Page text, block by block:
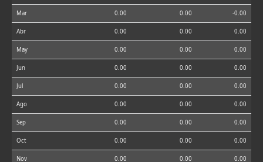
Mar 0.00 0.00 -0.00
Abr 0.00 0.00 0.00
May 0.00 0.00 0.00
Jun 0.00 0.00 0.00
Jul 0.00 0.00 0.00
Ago 0.00 0.00 0.00
Sep 0.00 0.00 0.00
Oct 0.00 0.00 0.00
Nov 0.00 0.00 0.00